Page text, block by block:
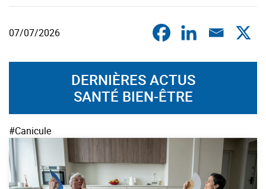
07/07/2026
DERNIÈRES ACTUS
SANTÉ BIEN-ÊTRE
#Canicule